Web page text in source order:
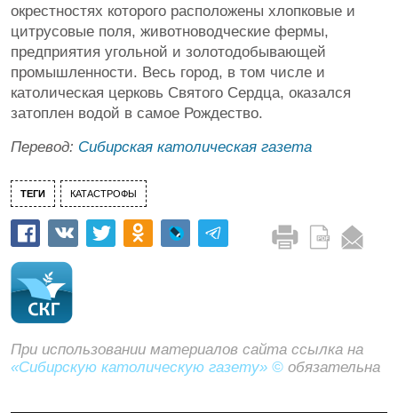
окрестностях которого расположены хлопковые и
цитрусовые поля, животноводческие фермы,
предприятия угольной и золотодобывающей
промышленности. Весь город, в том числе и
католическая церковь Святого Сердца, оказался
затоплен водой в самое Рождество.
Перевод: Сибирская католическая газета
ТЕГИ КАТАСТРОФЫ
При использовании материалов сайта ссылка на
«Сибирскую католическую газету» © обязательна